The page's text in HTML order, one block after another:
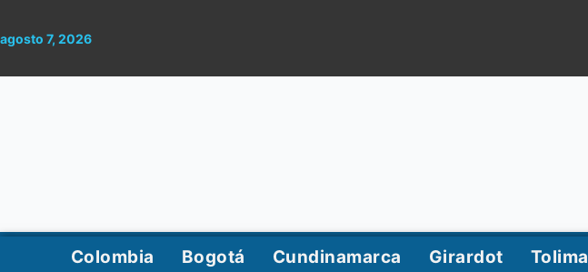
al
agosto 7, 2026
Colombia Bogotá Cundinamarca Girardot Tolima